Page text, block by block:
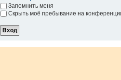
Запомнить меня
Скрыть моё пребывание на